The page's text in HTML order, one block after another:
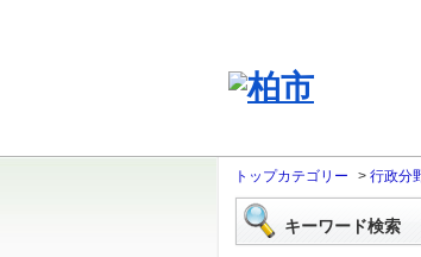
トップカテゴリー > 行政分
キーワード検索